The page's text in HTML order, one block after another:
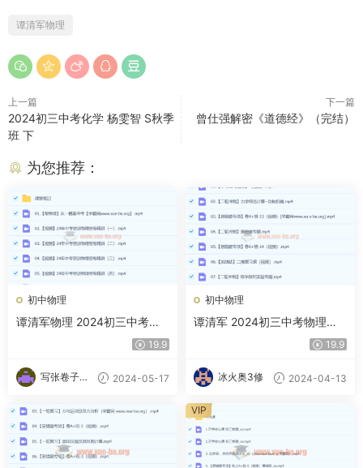
谭清军物理
上一篇
2024初三中考化学 杨雯智 S秋季
班 下
下一篇
曾仕强解密《道德经》（完结）
为您推荐：
初中物理
谭清军物理 2024初三中考物
理冲刺密训班 百度网盘
19.9
写张卷子冷
2024-05-17
初中物理
谭清军 2024初三中考物理视
频课程 春季班（下） 百度云19.9
冰火奥3修 2024-04-13
VIP